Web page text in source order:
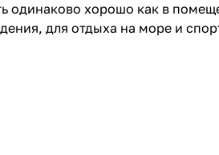
одинаково хорошо как в
для отдыха на море и